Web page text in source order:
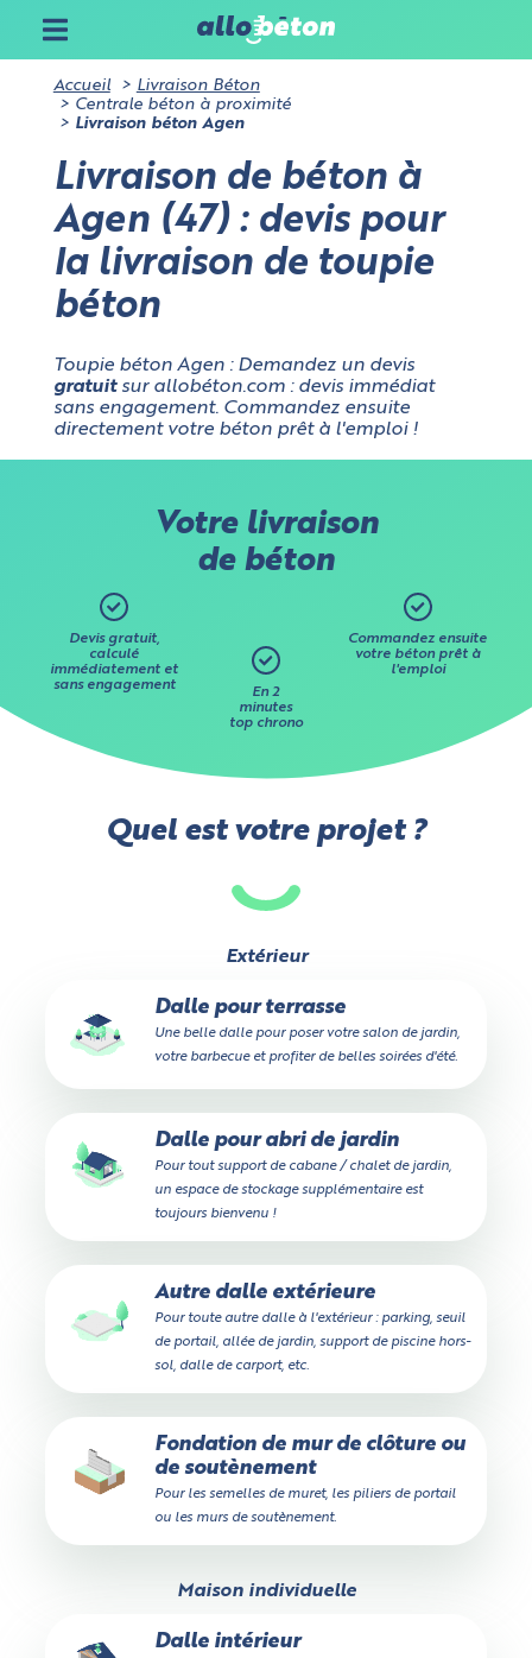
Accueil
Livraison Béton
Centrale béton à proximité
Livraison béton Agen
Livraison de béton à
Agen (47) : devis pour
la livraison de toupie
béton
Toupie béton Agen : Demandez un devis
gratuitsur allobéton.com : devis immédiat
sans engagement. Commandez ensuite
directement votre béton prêt à l'emploi !
Votre livraison
de béton
Devis gratuit,
calculé
immédiatement et
sans engagement
En 2
minutes
top chrono
Commandez ensuite
votre béton prêt à
l'emploi
Quel est votre projet ?
Extérieur
Dalle pour terrasse
Une belle dalle pour poser votre salon de jardin,
votre barbecue et profiter de belles soirées d'été.
Dalle pour abri de jardin
Pour tout support de cabane / chalet de jardin,
un espace de stockage supplémentaire est
toujours bienvenu !
Autre dalle extérieure
Pour toute autre dalle à l'extérieur : parking, seuil
de portail, allée de jardin, support de piscine hors-
sol, dalle de carport, etc.
Fondation de mur de clôture ou
de soutènement
Pour les semelles de muret, les piliers de portail
ou les murs de soutènement.
Maison individuelle
Dalle intérieur
Gérez vos paramètres cookies sur allobéton.com
Sur allobéton.com, vous pouvez choisir d'accepter ou
non les cookies analytiques et marketing.
l'utilisation du site, ne stockent pas de données
personnelles et ne requièrent pas de consentement.
Aucune utilisation, autre que cet usage premier, n'en
sera faite.
surveiller le trafic et les analyses du site et à optimiser
l'expérience du site
Cookies liés au marketing
: ils permettent de mesurer
l'efficacité de l'interface utilisateurValider